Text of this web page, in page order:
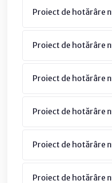
Proiect de hotărâre
Proiect de hotărâre
Proiect de hotărâre
Proiect de hotărâre
Proiect de hotărâre
Proiect de hotărâre